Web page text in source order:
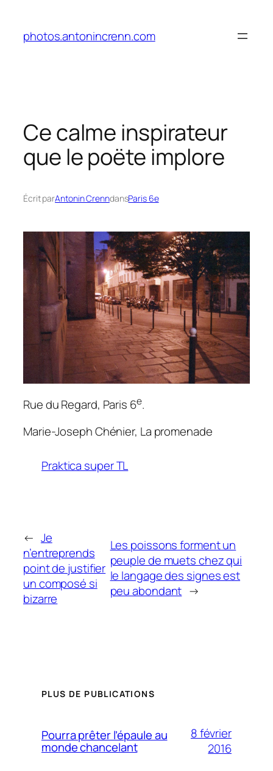
contenu
photos.antonincrenn.com
Ce calme inspirateur
que le poëte implore
Écrit parAntonin CrenndansParis 6e
Rue du Regard, Paris 6e.
Marie-Joseph Chénier, La promenade
Praktica super TL
← Je
n’entreprends
point de justifier
un composé si
bizarre
Les poissons forment un
peuple de muets chez qui
le langage des signes est
peu abondant →
PLUS DE PUBLICATIONS
Pourra prêter l’épaule au
monde chancelant
8 février
2016